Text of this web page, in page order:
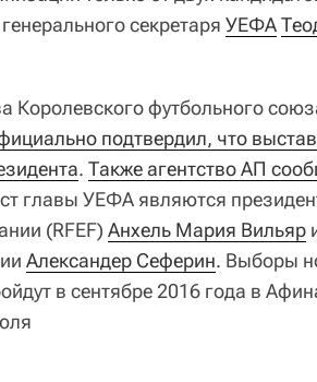
секретаря УЕФА
Королевского футбольного
подтвердил, что
. Также агентство АП
главы УЕФА являются
(RFEF) Анхель Мария Вильяр
Александер Сеферин. Выборы
в сентябре 2016 года в